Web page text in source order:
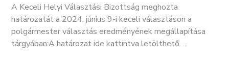
A Keceli Helyi Választási Bizottság meghozta
határozatát a 2024. június 9-i keceli választáson a
polgármester választás eredményének megállapítása
tárgyában:A határozat ide kattintva letölthető. ...